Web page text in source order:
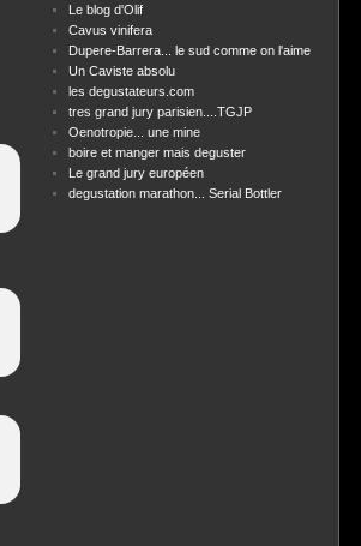
Le blog d'Olif
Cavus vinifera
Dupere-Barrera... le sud comme on l'aime
Un Caviste absolu
les degustateurs.com
tres grand jury parisien....TGJP
Oenotropie... une mine
boire et manger mais deguster
Le grand jury européen
degustation marathon... Serial Bottler